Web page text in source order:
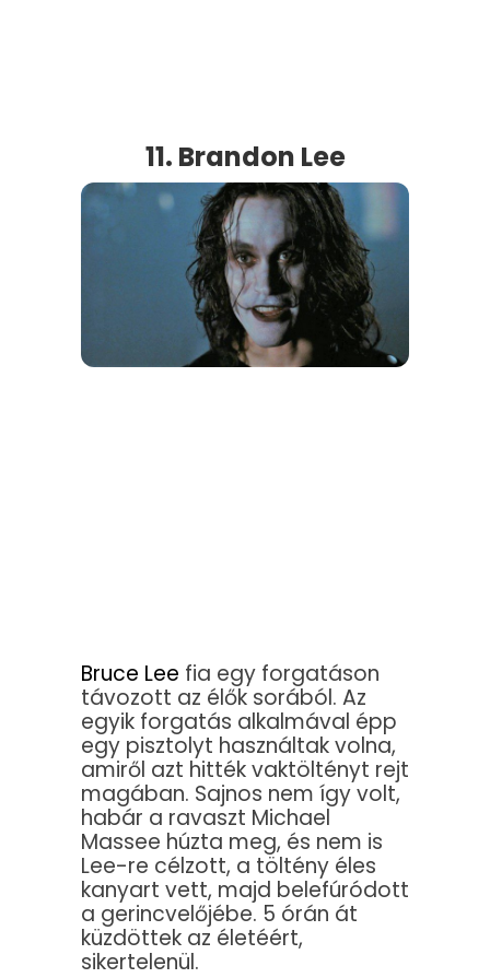
11. Brandon Lee
Bruce Lee fia egy forgatáson
távozott az élők sorából. Az
egyik forgatás alkalmával épp
egy pisztolyt használtak volna,
amiről azt hitték vaktöltényt rejt
magában. Sajnos nem így volt,
habár a ravaszt Michael
Massee húzta meg, és nem is
Lee-re célzott, a töltény éles
kanyart vett, majd belefúródott
a gerincvelőjébe. 5 órán át
küzdöttek az életéért,
sikertelenül.